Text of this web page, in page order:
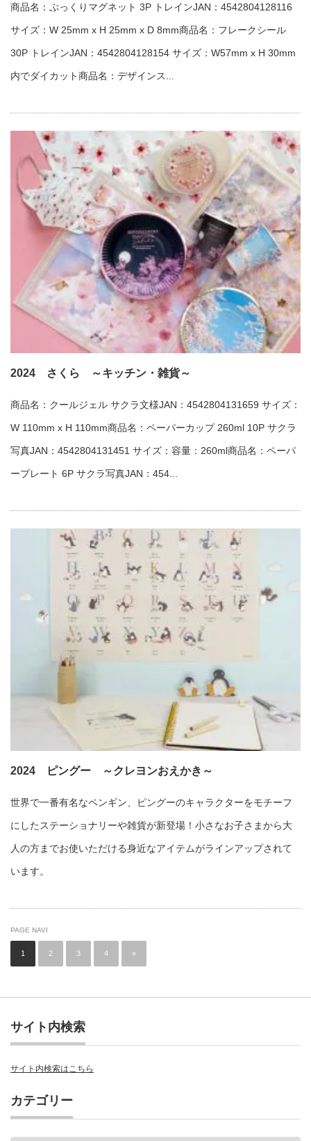
商品名：ぷっくりマグネット 3P トレインJAN：4542804128116
サイズ：W 25mm x H 25mm x D 8mm商品名：フレークシール
30P トレインJAN：4542804128154 サイズ：W57mm x H 30mm
内でダイカット商品名：デザインス...
2024 さくら ～キッチン・雑貨～
商品名：クールジェル サクラ文様JAN：4542804131659 サイズ：
W 110mm x H 110mm商品名：ペーパーカップ 260ml 10P サクラ
写真JAN：4542804131451 サイズ：容量：260ml商品名：ペーパ
ープレート 6P サクラ写真JAN：454...
2024 ピングー ～クレヨンおえかき～
世界で一番有名なペンギン、ピングーのキャラクターをモチーフ
にしたステーショナリーや雑貨が新登場！小さなお子さまから大
人の方までお使いただける身近なアイテムがラインアップされて
います。
PAGE NAVI
1 2 3 4 »
サイト内検索
サイト内検索はこちら
カテゴリー